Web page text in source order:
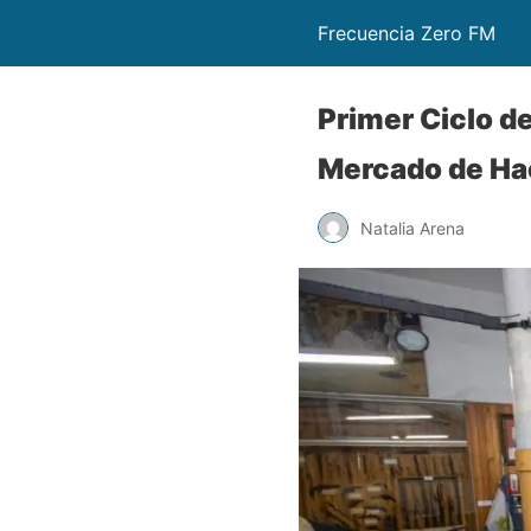
Frecuencia Zero FM
Primer Ciclo
Mercado de
Natalia Arena